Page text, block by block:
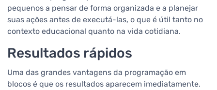
pequenos a pensar de forma organizada e a planejar
suas ações antes de executá-las, o que é útil tanto no
contexto educacional quanto na vida cotidiana.
Resultados rápidos
Uma das grandes vantagens da programação em
blocos é que os resultados aparecem imediatamente.